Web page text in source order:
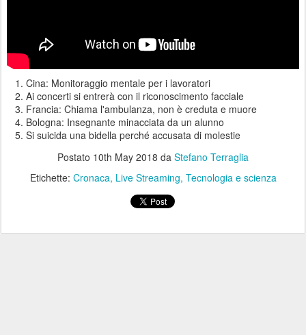
Cina: Monitoraggio mentale per i lavoratori
Ai concerti si entrerà con il riconoscimento facciale
Francia: Chiama l'ambulanza, non è creduta e muore
Bologna: Insegnante minacciata da un alunno
Si suicida una bidella perché accusata di molestie
Postato 10th May 2018 da Stefano Terraglia
Etichette: Cronaca Live Streaming Tecnologia e scienza